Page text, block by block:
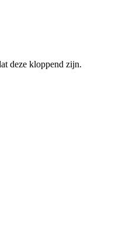
deze kloppend zijn.